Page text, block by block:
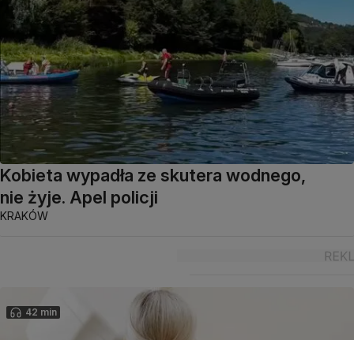
Kobieta wypadła ze skutera wodnego,
nie żyje. Apel policji
KRAKÓW
42 min